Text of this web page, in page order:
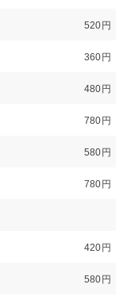
520円
360円
480円
780円
580円
780円
420円
580円